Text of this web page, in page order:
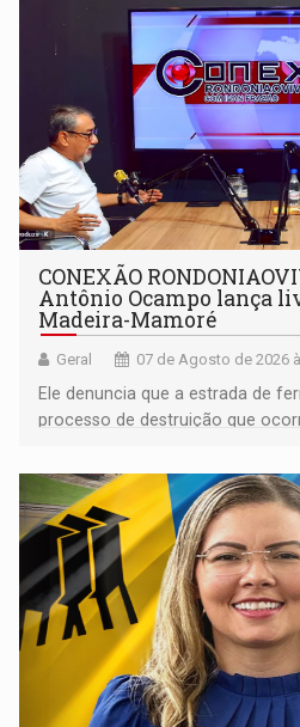
CONEXÃO
Antônio Ocampo lança
Madeira-Mamoré
Geral 07 de Agosto de 2026
Ele denuncia que a estrada de
processo de destruição que